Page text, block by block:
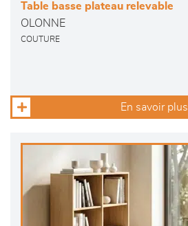
Table basse plateau relevable
OLONNE
COUTURE
En savoir plus